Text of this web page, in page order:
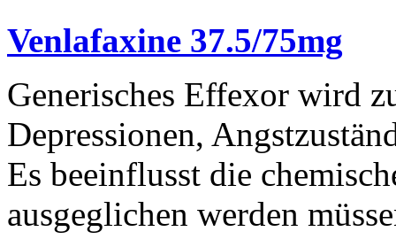
Venlafaxine 37.5/75mg
Generisches Effexor wird
Depressionen,
Es beeinflusst die
ausgeglichen werden